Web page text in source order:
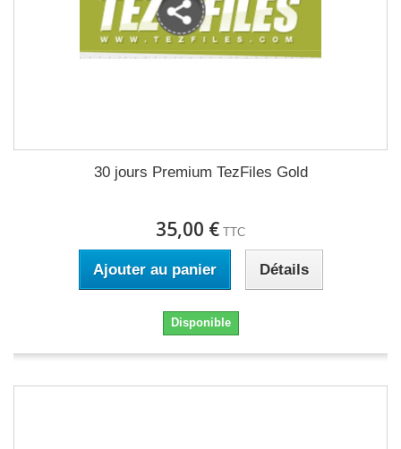
30 jours Premium TezFiles Gold
35,00 € TTC
Ajouter au panier Détails
Disponible